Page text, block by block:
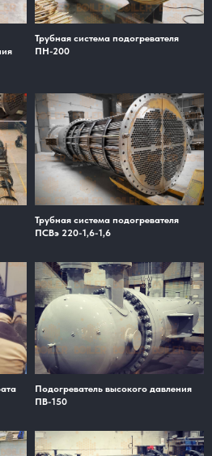
Трубная система подогревателя
ПН-200
Трубная система подогревателя
ПСВэ 220-1,6-1,6
Подогреватель высокого давления
ПВ-150